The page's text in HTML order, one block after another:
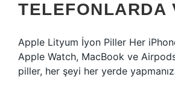
TELEFONLARDA
Apple Lityum İyon Piller Her
Apple Watch, MacBook ve
piller, her şeyi her yerde